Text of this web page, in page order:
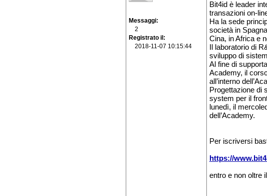
Messaggi
2
Registrato il
2018-11-07 10:15:44
Bit4id è leader
transazioni on-
Ha la sede
società in
Cina, in Africa e
Il laboratorio di
sviluppo di
Al fine di
Academy, il
all’interno
Progettazione di
system per il
lunedì, il
dell’Academy.
Per iscriversi
https://
entro e non oltre